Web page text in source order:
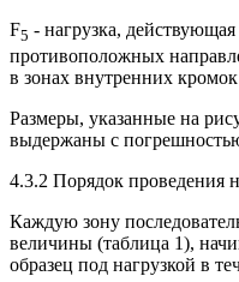
F5 - нагрузка,
противоположных
в зонах внутренних
Размеры, указанные на
выдержаны с
4.3.2 Порядок проведения
Каждую зону
величины (таблица 1),
образец под нагрузкой в